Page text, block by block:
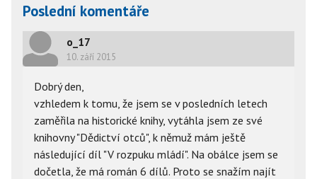
Poslední komentáře
o_17
10. září 2015
Dobrý den,
vzhledem k tomu, že jsem se v posledních letech
zaměřila na historické knihy, vytáhla jsem ze své
knihovny "Dědictví otců", k němuž mám ještě
následující díl "V rozpuku mládí". Na obálce jsem se
dočetla, že má román 6 dílů. Proto se snažím najít